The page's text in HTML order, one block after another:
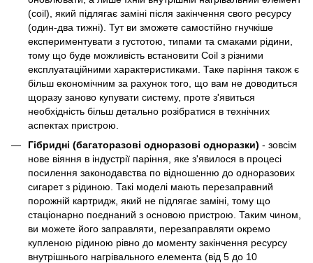
(coil), який підлягає заміні після закінчення свого ресурсу
(один-два тижні). Тут ви зможете самостійно гнучкіше
експериментувати з густотою, типами та смаками рідини,
тому що буде можливість встановити Coil з різними
експлуатаційними характеристиками. Таке паріння також є
більш економічним за рахунок того, що вам не доводиться
щоразу заново купувати систему, проте з'явиться
необхідність більш детально розібратися в технічних
аспектах пристрою.
Гібридні (багаторазові одноразові одноразки) - зовсім
нове віяння в індустрії паріння, яке з'явилося в процесі
посилення законодавства по відношенню до одноразових
сигарет з рідиною. Такі моделі мають перезаправний
порожній картридж, який не підлягає заміні, тому що
стаціонарно поєднаний з основою пристрою. Таким чином,
ви можете його заправляти, перезаправляти окремо
купленою рідиною рівно до моменту закінчення ресурсу
внутрішнього нагрівального елемента (від 5 до 10